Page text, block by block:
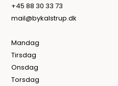
+45 88 30 33 73
mail@bykalstrup.dk
Mandag
Tirsdag
Onsdag
Torsdag